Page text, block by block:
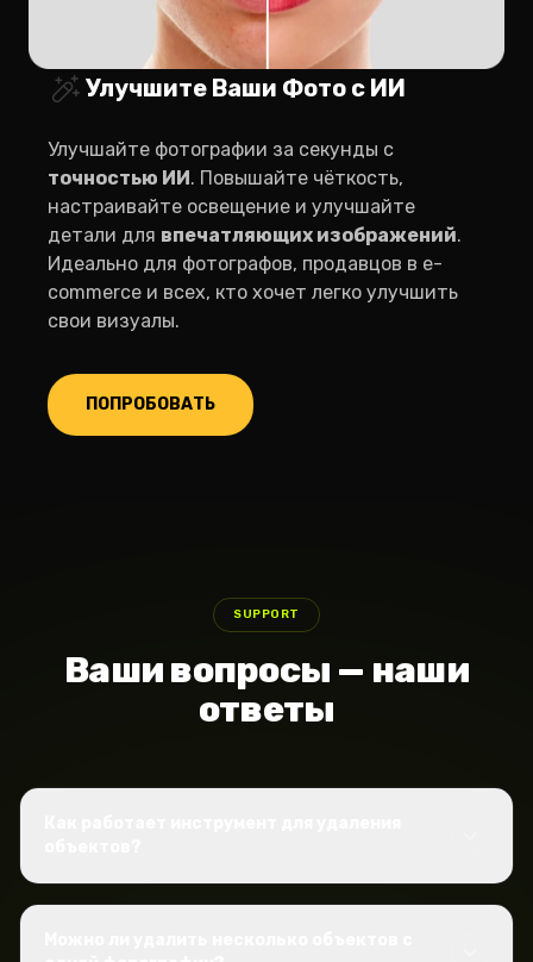
Улучшите Ваши Фото с ИИ
Улучшайте фотографии за секунды с
точностью ИИ. Повышайте чёткость,
настраивайте освещение и улучшайте
детали для впечатляющих изображений.
Идеально для фотографов, продавцов в e-
commerce и всех, кто хочет легко улучшить
свои визуалы.
ПОПРОБОВАТЬ
SUPPORT
Ваши вопросы — наши
ответы